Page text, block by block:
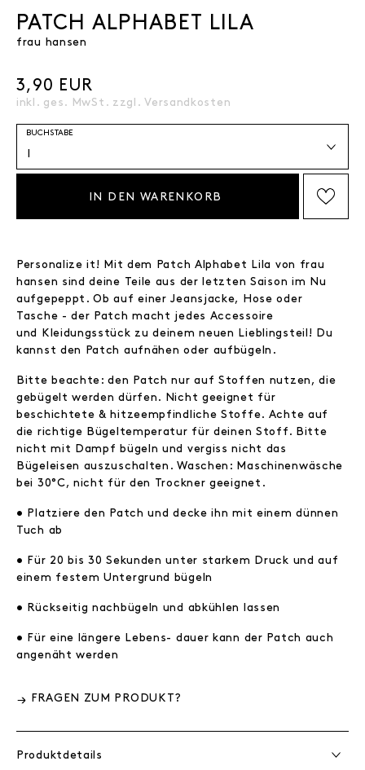
PATCH ALPHABET LILA
frau hansen
3,90 EUR
inkl. ges. MwSt. zzgl.Versandkosten
BUCHSTABE
IN DEN WARENKORB
Personalize it! Mit dem Patch Alphabet Lila von frau
hansen sind deine Teile aus der letzten Saison im Nu
aufgepeppt. Ob auf einer Jeansjacke, Hose oder
Tasche - der Patch macht jedes Accessoire
und Kleidungsstück zu deinem neuen Lieblingsteil! Du
kannst den Patch aufnähen oder aufbügeln.
Bitte beachte: den Patch nur auf Stoffen nutzen, die
gebügelt werden dürfen. Nicht geeignet für
beschichtete & hitzeempfindliche Stoffe. Achte auf
die richtige Bügeltemperatur für deinen Stoff. Bitte
nicht mit Dampf bügeln und vergiss nicht das
Bügeleisen auszuschalten. Waschen: Maschinenwäsche
bei 30°C, nicht für den Trockner geeignet.
• Platziere den Patch und decke ihn mit einem dünnen
Tuch ab
• Für 20 bis 30 Sekunden unter starkem Druck und auf
einem festem Untergrund bügeln
• Rückseitig nachbügeln und abkühlen lassen
• Für eine längere Lebens- dauer kann der Patch auch
angenäht werden
FRAGEN ZUM PRODUKT?
Produktdetails